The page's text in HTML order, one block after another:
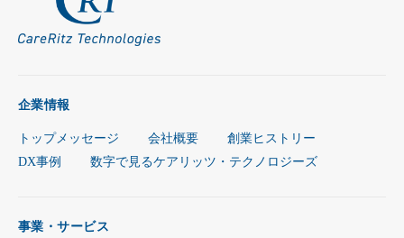
企業情報
トップメッセージ 会社概要
創業ヒストリー
DX事例
数字で見るケアリッツ・テクノロジーズ
事業・サービス